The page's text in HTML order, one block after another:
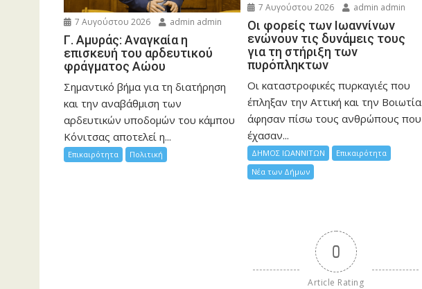
7 Αυγούστου 2026 admin admin
Γ. Αμυράς: Αναγκαία η
επισκευή του αρδευτικού
φράγματος Αώου
Σημαντικό βήμα για τη διατήρηση
και την αναβάθμιση των
αρδευτικών υποδομών του κάμπου
Κόνιτσας αποτελεί η...
Επικαιρότητα Πολιτική
7 Αυγούστου 2026 admin admin
Οι φορείς των Ιωαννίνων
ενώνουν τις δυνάμεις τους
για τη στήριξη των
πυρόπληκτων
Οι καταστροφικές πυρκαγιές που
έπληξαν την Αττική και την Bοιωτία
άφησαν πίσω τους ανθρώπους που
έχασαν...
ΔΗΜΟΣ ΙΩΑΝΝΙΤΩΝ
Επικαιρότητα
Νέα των Δήμων
0
Article Rating